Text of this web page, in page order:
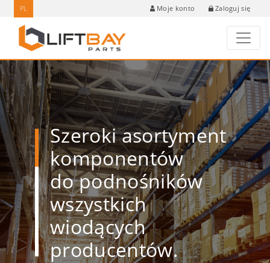
PL Moje konto Zaloguj się
Szeroki asortyment
komponentów
do podnośników
wszystkich
wiodących
producentów.